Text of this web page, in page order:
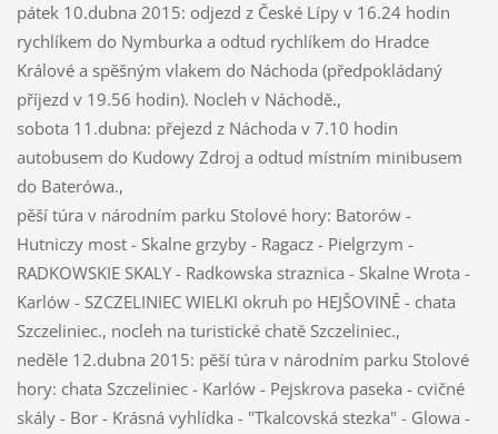
pátek 10.dubna 2015: odjezd z České Lípy v 16.24 hodin
rychlíkem do Nymburka a odtud rychlíkem do Hradce
Králové a spěšným vlakem do Náchoda (předpokládaný
příjezd v 19.56 hodin). Nocleh v Náchodě.,
sobota 11.dubna: přejezd z Náchoda v 7.10 hodin
autobusem do Kudowy Zdroj a odtud místním minibusem
do Baterówa.,
pěší túra v národním parku Stolové hory: Batorów -
Hutniczy most - Skalne grzyby - Ragacz - Pielgrzym -
RADKOWSKIE SKALY - Radkowska straznica - Skalne Wrota -
Karlów - SZCZELINIEC WIELKI okruh po HEJŠOVINĚ - chata
Szczeliniec., nocleh na turistické chatě Szczeliniec.,
neděle 12.dubna 2015: pěší túra v národním parku Stolové
hory: chata Szczeliniec - Karlów - Pejskrova paseka - cvičné
skály - Bor - Krásná vyhlídka - "Tkalcovská stezka" - Glowa -